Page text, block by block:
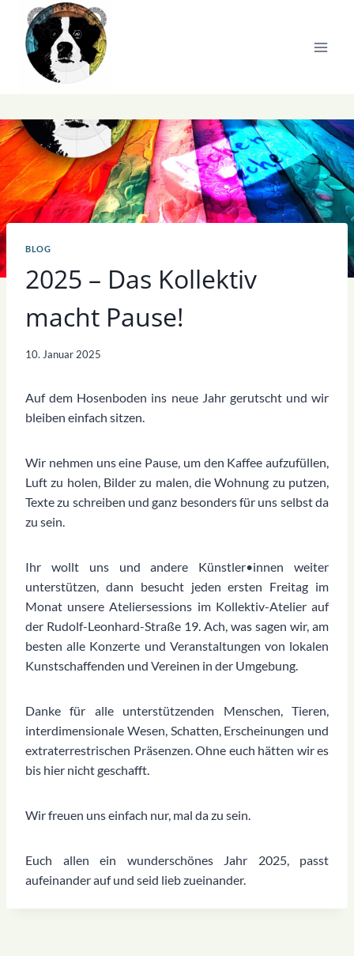
Inhalt
springen
BLOG
2025 – Das Kollektiv
macht Pause!
10. Januar 2025
Auf dem Hosenboden ins neue Jahr gerutscht und wir
bleiben einfach sitzen.
Wir nehmen uns eine Pause, um den Kaffee aufzufüllen,
Luft zu holen, Bilder zu malen, die Wohnung zu putzen,
Texte zu schreiben und ganz besonders für uns selbst da
zu sein.
Ihr wollt uns und andere Künstler•innen weiter
unterstützen, dann besucht jeden ersten Freitag im
Monat unsere Ateliersessions im Kollektiv-Atelier auf
der Rudolf-Leonhard-Straße 19. Ach, was sagen wir, am
besten alle Konzerte und Veranstaltungen von lokalen
Kunstschaffenden und Vereinen in der Umgebung.
Danke für alle unterstützenden Menschen, Tieren,
interdimensionale Wesen, Schatten, Erscheinungen und
extraterrestrischen Präsenzen. Ohne euch hätten wir es
bis hier nicht geschafft.
Wir freuen uns einfach nur, mal da zu sein.
Euch allen ein wunderschönes Jahr 2025, passt
aufeinander auf und seid lieb zueinander.